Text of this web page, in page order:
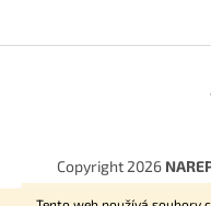
Vítejte na našem E-
Copyright 2026